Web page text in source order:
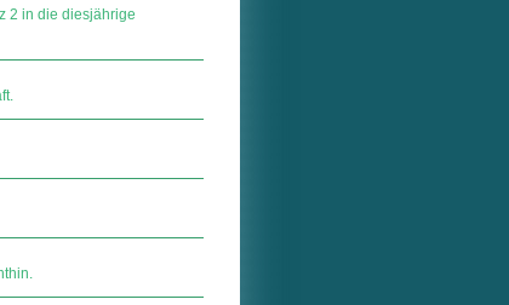
2 in die diesjährige